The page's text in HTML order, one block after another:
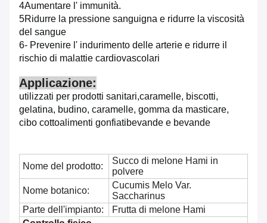
4Aumentare l' immunità.
5Ridurre la pressione sanguigna e ridurre la viscosità
del sangue
6- Prevenire l' indurimento delle arterie e ridurre il
rischio di malattie cardiovascolari
Applicazione:
utilizzati per prodotti sanitari,caramelle, biscotti,
gelatina, budino, caramelle, gomma da masticare,
cibo cottoalimenti gonfiatibevande e bevande
Nome del prodotto:
Succo di melone Hami in
polvere
Nome botanico:
Cucumis Melo Var.
Saccharinus
Parte dell'impianto:
Frutta di melone Hami